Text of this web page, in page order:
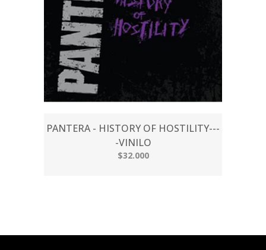
PANTERA - HISTORY OF HOSTILITY---
-VINILO
$32.000